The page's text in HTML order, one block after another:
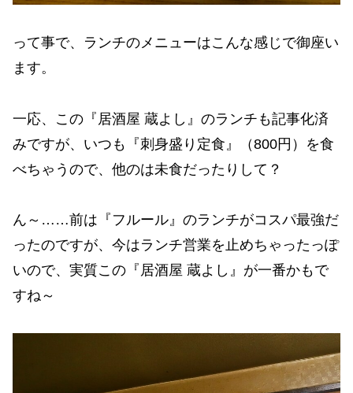
って事で、ランチのメニューはこんな感じで御座い
ます。
一応、この『居酒屋 蔵よし』のランチも記事化済
みですが、いつも『刺身盛り定食』（800円）を食
べちゃうので、他のは未食だったりして？
ん～……前は『フルール』のランチがコスパ最強だ
ったのですが、今はランチ営業を止めちゃったっぽ
いので、実質この『居酒屋 蔵よし』が一番かもで
すね～